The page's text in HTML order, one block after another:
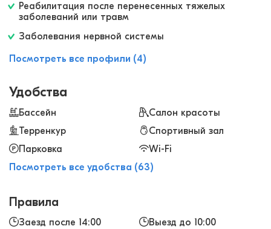
Реабилитация после перенесенных тяжелых
заболеваний или травм
Заболевания нервной системы
Посмотреть все профили (4)
Удобства
Бассейн
Салон красоты
Терренкур
Спортивный зал
Парковка
Wi-Fi
Посмотреть все удобства (63)
Правила
Заезд после 14:00
Выезд до 10:00